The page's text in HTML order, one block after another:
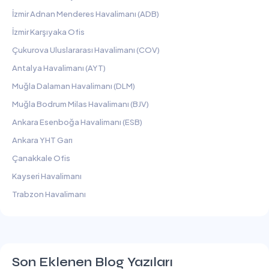
İzmir Adnan Menderes Havalimanı (ADB)
İzmir Karşıyaka Ofis
Çukurova Uluslararası Havalimanı (COV)
Antalya Havalimanı (AYT)
Muğla Dalaman Havalimanı (DLM)
Muğla Bodrum Milas Havalimanı (BJV)
Ankara Esenboğa Havalimanı (ESB)
Ankara YHT Garı
Çanakkale Ofis
Kayseri Havalimanı
Trabzon Havalimanı
Son Eklenen Blog Yazıları